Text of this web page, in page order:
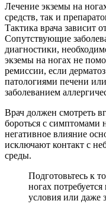
Лечение экземы на
средств, так и
Тактика врача зависит
Сопутствующие
диагностики,
экземы на ногах не
ремиссии, если
патологиями печени
заболеванием
Врач должен смотреть
бороться с симптомами
негативное влияние
исключают контакт с
среды.
Подготовьтесь к
ногах
условия или даже